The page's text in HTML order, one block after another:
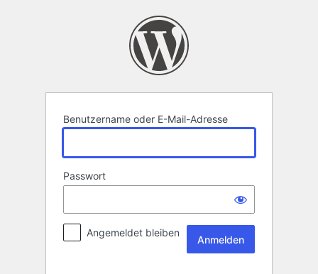
Benutzername oder E-Mail-Adresse
Passwort
Angemeldet bleiben